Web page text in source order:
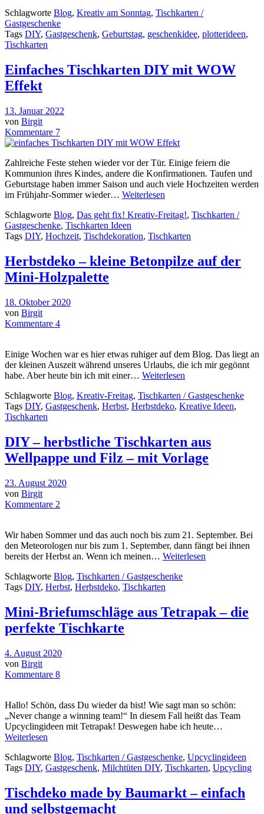
Schlagworte Blog, Kreativ am Sonntag, Tischkarten /
Gastgeschenke
Tags DIY, Gastgeschenk, Geburtstag, geschenkidee, plotterideen,
Tischkarten
Einfaches Tischkarten DIY mit WOW
Effekt
13. Januar 2022
von Birgit
Kommentare 7
Zahlreiche Feste stehen wieder vor der Tür. Einige feiern die
Kommunion ihres Kindes, andere die Konfirmationen. Taufen und
Geburtstage haben immer Saison und auch viele Hochzeiten werden
im Frühjahr-Sommer wieder… Weiterlesen
Schlagworte Blog, Das geht fix! Kreativ-Freitag!, Tischkarten /
Gastgeschenke, Tischkarten Ideen
Tags DIY, Hochzeit, Tischdekoration, Tischkarten
Herbstdeko – kleine Betonpilze auf der
Mini-Holzpalette
18. Oktober 2020
von Birgit
Kommentare 4
Einige Wochen war es hier etwas ruhiger auf dem Blog. Das liegt an
der kleinen Auszeit während unseres Urlaubs, die ich mir gegönnt
habe. Aber heute bin ich mit einer… Weiterlesen
Schlagworte Blog, Kreativ-Freitag, Tischkarten / Gastgeschenke
Tags DIY, Gastgeschenk, Herbst, Herbstdeko, Kreative Ideen,
Tischkarten
DIY – herbstliche Tischkarten aus
Wellpappe und Filz – mit Vorlage
23. August 2020
von Birgit
Kommentare 2
Wir haben Sommer und das auch noch bis zum 21. September. Bei
den Meteorologen nur bis zum 1. September, dann fängt bei ihnen
bereits der Herbst an. Wenn ich meinen… Weiterlesen
Schlagworte Blog, Tischkarten / Gastgeschenke
Tags DIY, Herbst, Herbstdeko, Tischkarten
Mini-Briefumschläge aus Tetrapak – die
perfekte Tischkarte
4. August 2020
von Birgit
Kommentare 8
Hallo! Schön, dass Du wieder da bist! Wie sagt man so schön:
„Never change a winning team!“ In diesem Fall heißt das Team
Upcyclingideen mit Tetrapak! Deswegen habe ich heute…
Weiterlesen
Schlagworte Blog, Tischkarten / Gastgeschenke, Upcyclingideen
Tags DIY, Gastgeschenk, Milchtüten DIY, Tischkarten, Upcycling
Tischdeko made by Baumarkt – einfach
und selbstgemacht